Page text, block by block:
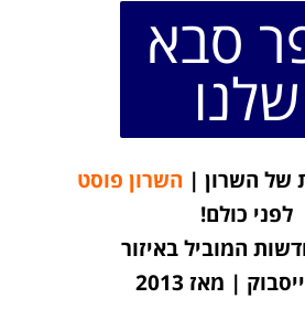
סבא
שלנו
של השרון | השרון פוסט
לפני כולם!
המוביל באיזור
| מאז 2013